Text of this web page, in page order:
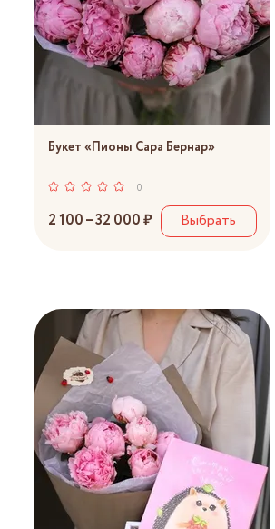
Букет «Пионы Сара Бернар»
0
2 100 – 32 000 ₽ Выбрать